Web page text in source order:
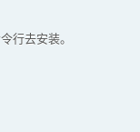
行去安装。